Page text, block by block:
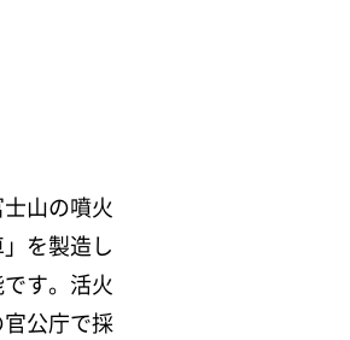
山の噴火
を製造し
す。活火
公庁で採